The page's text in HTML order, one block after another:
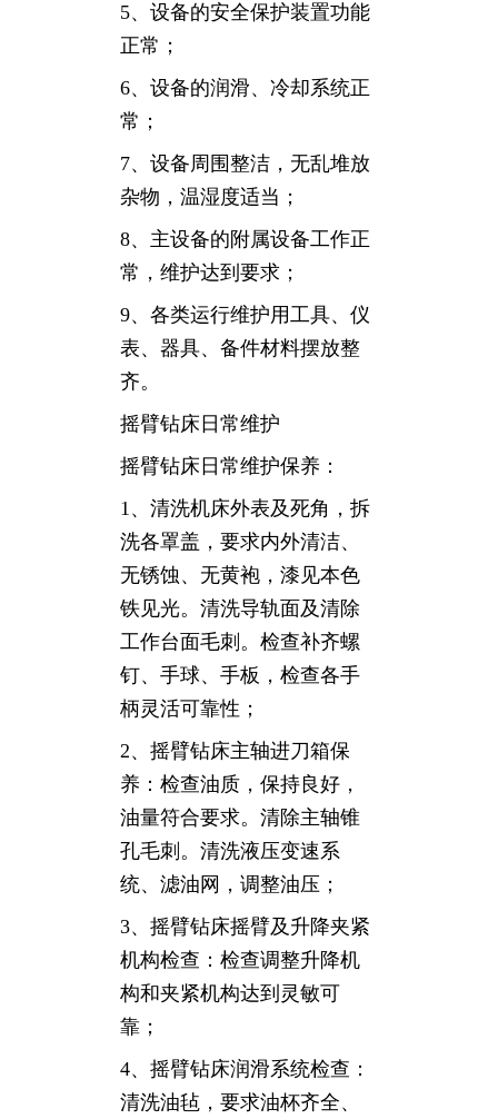
5、设备的安全保护装置功能
正常；
6、设备的润滑、冷却系统正
常；
7、设备周围整洁，无乱堆放
杂物，温湿度适当；
8、主设备的附属设备工作正
常，维护达到要求；
9、各类运行维护用工具、仪
表、器具、备件材料摆放整
齐。
摇臂钻床日常维护
摇臂钻床日常维护保养：
1、清洗机床外表及死角，拆
洗各罩盖，要求内外清洁、
无锈蚀、无黄袍，漆见本色
铁见光。清洗导轨面及清除
工作台面毛刺。检查补齐螺
钉、手球、手板，检查各手
柄灵活可靠性；
2、摇臂钻床主轴进刀箱保
养：检查油质，保持良好，
油量符合要求。清除主轴锥
孔毛刺。清洗液压变速系
统、滤油网，调整油压；
3、摇臂钻床摇臂及升降夹紧
机构检查：检查调整升降机
构和夹紧机构达到灵敏可
靠；
4、摇臂钻床润滑系统检查：
清洗油毡，要求油杯齐全、